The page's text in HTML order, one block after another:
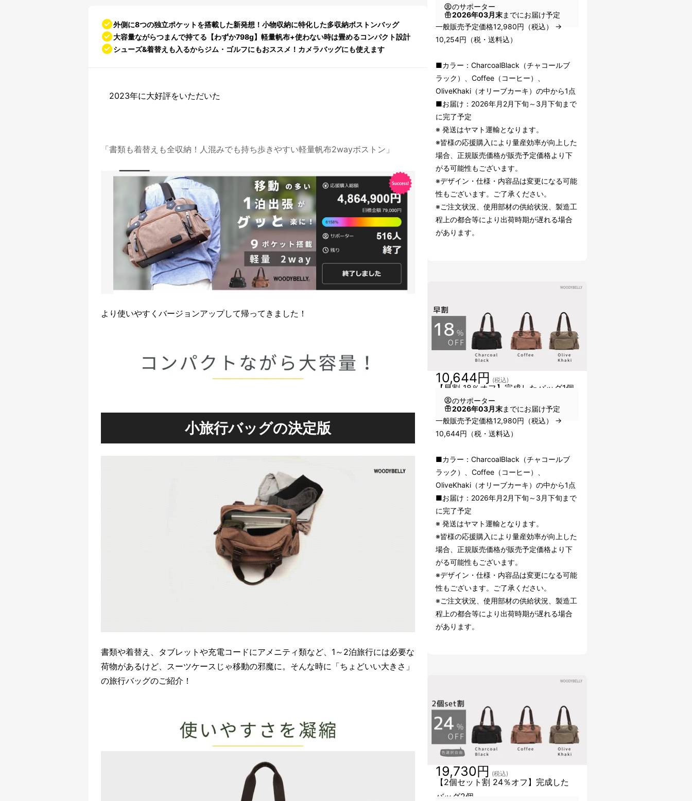
外側に8つの独立ポケットを搭載した新発想！小物収納に特化した多収納ボストンバッグ
大容量ながらつまんで持てる【わずか798g】軽量帆布+使わない時は畳めるコンパクト設計
シューズ&着替えも入るからジム・ゴルフにもおススメ！カメラバッグにも使えます
2023年に大好評をいただいた
「書類も着替えも全収納！人混みでも持ち歩きやすい軽量帆布2wayボストン」
より使いやすくバージョンアップして帰ってきました！
小旅行バッグの決定版
書類や着替え、タブレットや充電コードにアメニティ類など、1～2泊旅行には必要な
荷物があるけど、スーツケースじゃ移動の邪魔に。そんな時に「ちょどいい大きさ」
の旅行バッグのご紹介！
のサポーター
2026年03月末までにお届け予定
一般販売予定価格12,980円（税込） →
10,254円（税・送料込）
■カラー：CharcoalBlack（チャコールブ
ラック）、Coffee（コーヒー）、
OliveKhaki（オリーブカーキ）の中から1点
■お届け：2026年月2月下旬～3月下旬まで
に完了予定
※ 発送はヤマト運輸となります。
※皆様の応援購入により量産効率が向上した
場合、正規販売価格が販売予定価格より下
がる可能性もございます。
※デザイン・仕様・内容品は変更になる可能
性もございます。ご了承ください。
※ご注文状況、使用部材の供給状況、製造工
程上の都合等により出荷時期が遅れる場合
があります。
【早割 18％オフ】完成したバッグ1個
10,644円 (税込)
のサポーター
2026年03月末までにお届け予定
一般販売予定価格12,980円（税込） →
10,644円（税・送料込）
■カラー：CharcoalBlack（チャコールブ
ラック）、Coffee（コーヒー）、
OliveKhaki（オリーブカーキ）の中から1点
■お届け：2026年月2月下旬～3月下旬まで
に完了予定
※ 発送はヤマト運輸となります。
※皆様の応援購入により量産効率が向上した
場合、正規販売価格が販売予定価格より下
がる可能性もございます。
※デザイン・仕様・内容品は変更になる可能
性もございます。ご了承ください。
※ご注文状況、使用部材の供給状況、製造工
程上の都合等により出荷時期が遅れる場合
があります。
【2個セット割 24％オフ】完成した
バッグ2個
19,730円 (税込)